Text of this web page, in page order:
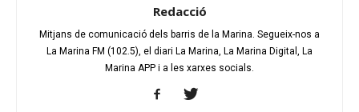
Redacció
Mitjans de comunicació dels barris de la Marina. Segueix-nos a
La Marina FM (102.5), el diari La Marina, La Marina Digital, La
Marina APP i a les xarxes socials.